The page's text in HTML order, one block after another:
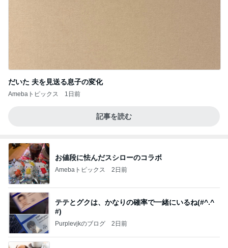
だいた 夫を見送る息子の変化
Amebaトピックス 1日前
記事を読む
お値段に怯んだスシローのコラボ
Amebaトピックス 2日前
テテとグクは、かなりの確率で一緒にいるね(#^.^
#)
Purplevjkのブログ 2日前